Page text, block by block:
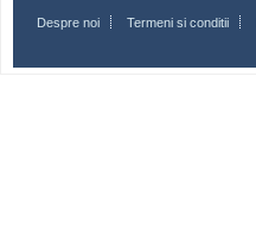
Despre noi Termeni si conditii